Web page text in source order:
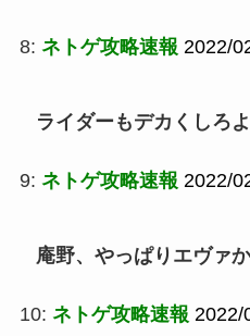
8: ネトゲ攻略速報 2022/
ライダーもデカくしろよ
9: ネトゲ攻略速報 2022/
庵野、やっぱりエヴァ
10: ネトゲ攻略速報 2022/